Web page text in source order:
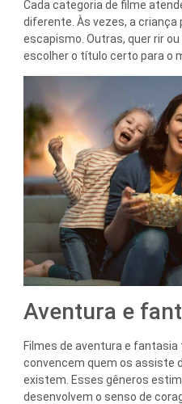
Cada categoria de filme
diferente. Às vezes, a criança
escapismo. Outras, quer rir
escolher o título certo para o
Aventura e
Filmes de aventura e fantasia
convencem quem os assiste
existem. Esses gêneros
desenvolvem o senso de